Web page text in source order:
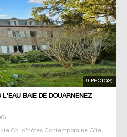
9 PHOTO(S)
L'EAU BAIE DE DOUARNENEZ
)
Ch. d'hôtes Contemporaine Gîte